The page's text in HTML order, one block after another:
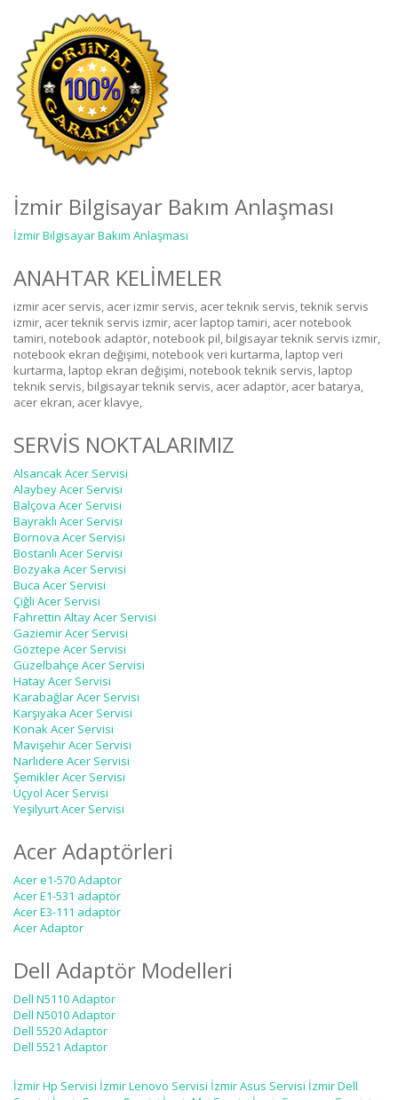
İzmir Bilgisayar Bakım Anlaşması
İzmir Bilgisayar Bakım Anlaşması
ANAHTAR KELİMELER
izmir acer servis, acer izmir servis, acer teknik servis, teknik servis
izmir, acer teknik servis izmir, acer laptop tamiri, acer notebook
tamiri, notebook adaptör, notebook pil, bilgisayar teknik servis izmir,
notebook ekran değişimi, notebook veri kurtarma, laptop veri
kurtarma, laptop ekran değişimi, notebook teknik servis, laptop
teknik servis, bilgisayar teknik servis, acer adaptör, acer batarya,
acer ekran, acer klavye,
SERVİS NOKTALARIMIZ
Alsancak Acer Servisi
Alaybey Acer Servisi
Balçova Acer Servisi
Bayraklı Acer Servisi
Bornova Acer Servisi
Bostanlı Acer Servisi
Bozyaka Acer Servisi
Buca Acer Servisi
Çiğli Acer Servisi
Fahrettin Altay Acer Servisi
Gaziemir Acer Servisi
Göztepe Acer Servisi
Güzelbahçe Acer Servisi
Hatay Acer Servisi
Karabağlar Acer Servisi
Karşıyaka Acer Servisi
Konak Acer Servisi
Mavişehir Acer Servisi
Narlıdere Acer Servisi
Şemikler Acer Servisi
Üçyol Acer Servisi
Yeşilyurt Acer Servisi
Acer Adaptörleri
Acer e1-570 Adaptor
Acer E1-531 adaptör
Acer E3-111 adaptör
Acer Adaptor
Dell Adaptör Modelleri
Dell N5110 Adaptor
Dell N5010 Adaptor
Dell 5520 Adaptor
Dell 5521 Adaptor
İzmir Hp Servisi İzmir Lenovo Servisi İzmir Asus Servisi İzmir Dell